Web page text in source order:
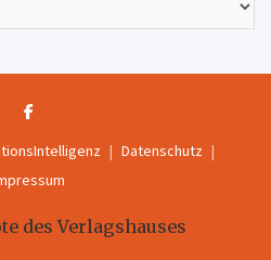
Datenschutz
des Verlagshauses